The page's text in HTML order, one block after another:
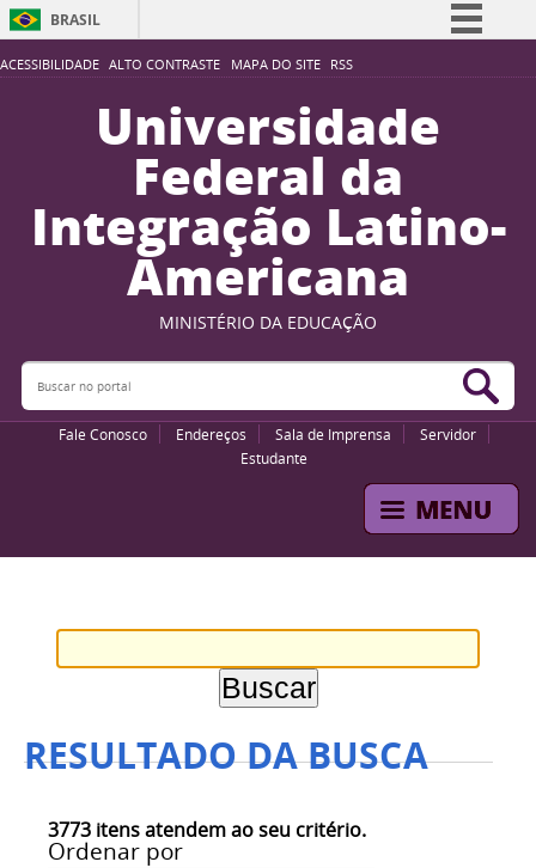
ACESSIBILIDADE ALTO CONTRASTE MAPA DO SITE RSS
BRASIL
Simplifique!
Participe
Acesso à informação
Legislação
Canais
Universidade
Federal da
Integração Latino-
Americana
MINISTÉRIO DA EDUCAÇÃO
Buscar no portal
Fale Conosco Endereços Sala de Imprensa
Servidor
Estudante
RESULTADO DA BUSCA
3773 itens atendem ao seu critério.
Ordenar por